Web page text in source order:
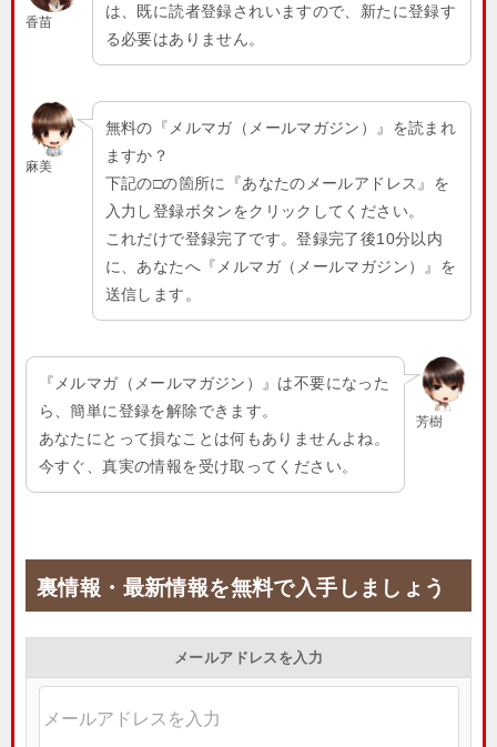
香苗
は、既に読者登録されいますので、新たに登録す
る必要はありません。
麻美
無料の『メルマガ（メールマガジン）』を読まれ
ますか？
下記の□の箇所に『あなたのメールアドレス』を
入力し登録ボタンをクリックしてください。
これだけで登録完了です。登録完了後10分以内
に、あなたへ『メルマガ（メールマガジン）』を
送信します。
芳樹
『メルマガ（メールマガジン）』は不要になった
ら、簡単に登録を解除できます。
あなたにとって損なことは何もありませんよね。
今すぐ、真実の情報を受け取ってください。
裏情報・最新情報を無料で入手しましょう
メールアドレスを入力